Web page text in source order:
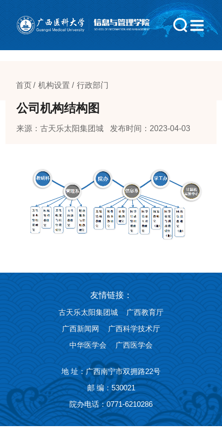
中国·太阳集团城(古天乐)股份有限公司|官方网站
首页 机构设置 行政部门
公司机构结构图
来源：古天乐太阳集团城 发布时间：2023-04-03
友情链接：
古天乐太阳集团城 广西教育厅
广西新闻网 广西科学技术厅
中华医学会 广西医学会
地 址：广西南宁市双拥路22号
邮 编：530021
院办电话：0771-6210286